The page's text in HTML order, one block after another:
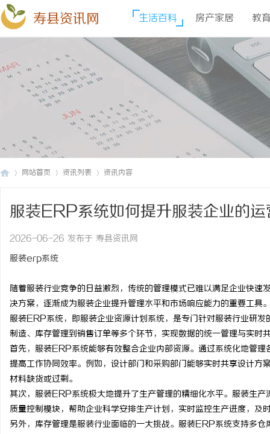
寿县资讯网 生活百科 房产家居 教
网站首页 资讯列表 资讯内容
服装ERP系统如何提升服装企业的
2026-06-26 发布于 寿县资讯网
服装erp系统
随着服装行业竞争的日益激烈，传统的管理模式已难以满足企业快
决方案，逐渐成为服装企业提升管理水平和市场响应能力的重要工具
服装ERP系统，即服装企业资源计划系统，是专门针对服装行业研
制造、库存管理到销售订单等多个环节，实现数据的统一管理与实时
首先，服装ERP系统能够有效整合企业内部资源。通过系统化地管
提高工作协同效率。例如，设计部门和采购部门能够实时共享设计
材料缺货或过剩。
其次，服装ERP系统极大地提升了生产管理的精细化水平。服装生
质量控制模块，帮助企业科学安排生产计划，实时监控生产进度，及
另外，库存管理是服装行业面临的一大挑战。服装ERP系统支持多